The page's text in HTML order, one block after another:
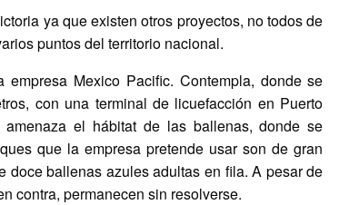
ya que existen otros proyectos, no todos de
puntos del territorio nacional.
Mexico Pacific. Contempla, donde se
con una terminal de licuefacción en Puerto
el hábitat de las ballenas, donde se
que la empresa pretende usar son de gran
ballenas azules adultas en fila. A pesar de
contra, permanecen sin resolverse.